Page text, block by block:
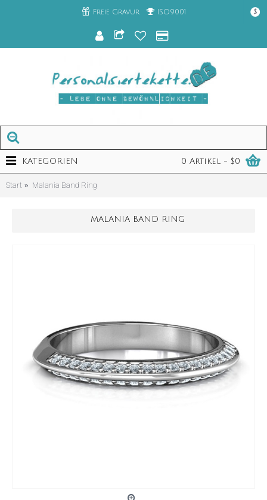
Freie Gravur ISO9001 $
0 Artikel - $0
KATEGORIEN
Start Malania Band Ring
MALANIA BAND RING